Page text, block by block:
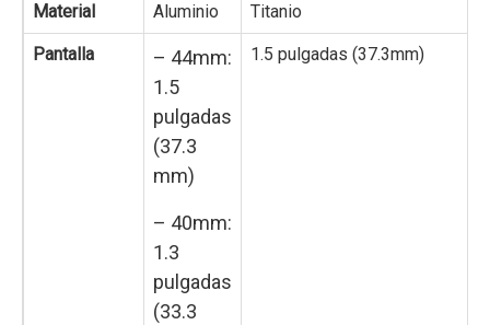
Material Aluminio Titanio
Pantalla
– 44mm:
1.5
pulgadas
(37.3
mm)
– 40mm:
1.3
pulgadas
(33.3
1.5 pulgadas (37.3mm)